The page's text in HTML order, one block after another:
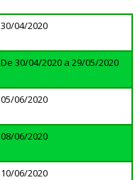
30/04/2020
De 30/04/2020 a 29/05/2020
05/06/2020
08/06/2020
10/06/2020